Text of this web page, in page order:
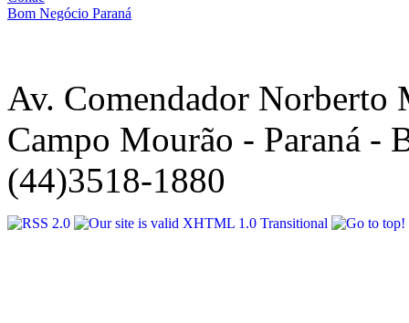
Bom Negócio Paraná
Av. Comendador Norberto
Campo Mourão - Paraná -
(44)3518-1880